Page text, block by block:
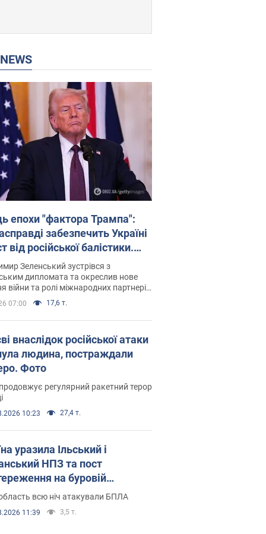
NEWS
епохи "фактора Трампа":
забезпечить Україні
від російської балістики.
з Безсмертним
Зеленський зустрівся з
дипломата та окреслив нове
війни та ролі міжнародних партнерів
з Росією
07:00 17,6 т.
внаслідок російської атаки
людина, постраждали
Фото
регулярний ракетний терор
10:23 27,4 т.
уразила Ільський і
НПЗ та пост
на буровій
"Сиваш": Генштаб
деталі. Фото і відео
всю ніч атакували БПЛА
11:39 3,5 т.